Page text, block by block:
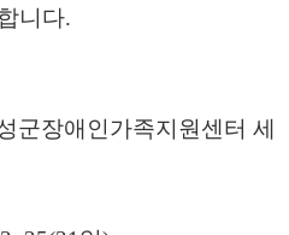
니다.
군장애인가족지원센터 세